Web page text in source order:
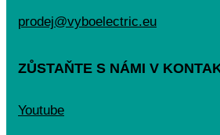
prodej@vyboelectric.eu
ZŮSTAŇTE S NÁMI V
Youtube